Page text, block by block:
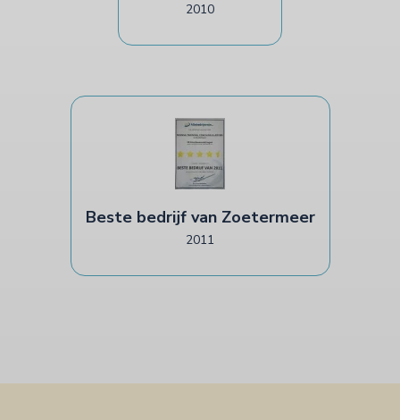
2010
Beste bedrijf van Zoetermeer
2011